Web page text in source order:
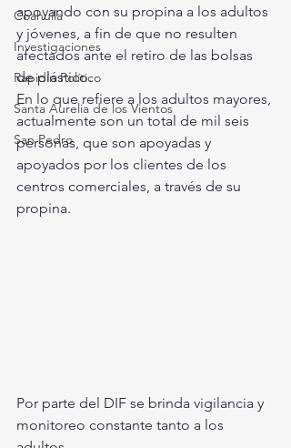
Coahuila
Investigaciones
Rapidín Político
Santa Aurelia de los Vientos
San Pedro
apoyando con su propina a los adultos
y jóvenes, a fin de que no resulten
afectados ante el retiro de las bolsas
de plástico.
En lo que refiere a los adultos mayores,
actualmente son un total de mil seis
personas, que son apoyadas y
apoyados por los clientes de los
centros comerciales, a través de su
propina.
Por parte del DIF se brinda vigilancia y
monitoreo constante tanto a los